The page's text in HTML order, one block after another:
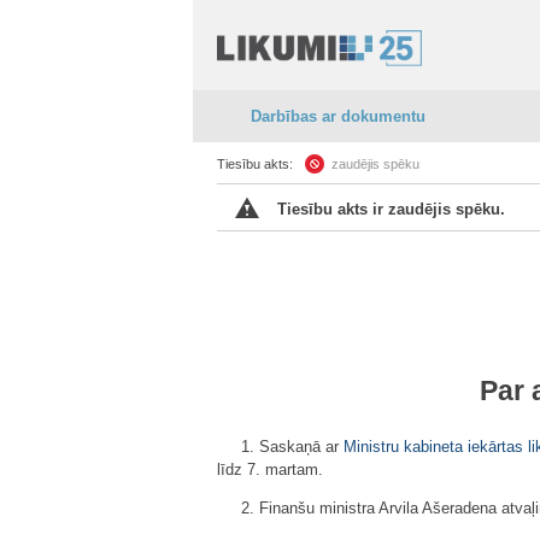
Darbības ar dokumentu
Tiesību akts: zaudējis spēku
Tiesību akts ir zaudējis spēku.
Par
1. Saskaņā ar Ministru kabineta iekārtas
līdz 7. martam.
2. Finanšu ministra Arvila Ašeradena